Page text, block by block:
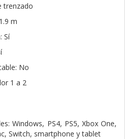
trenzado
m
Sí
No
1 a 2
Windows, PS4, PS5, Xbox One,
Switch, smartphone y tablet